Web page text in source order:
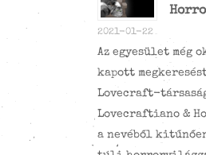
2021-01-22
Az egyesület még
kapott
Lovecraft-
Lovecraftiano &
a nevéből